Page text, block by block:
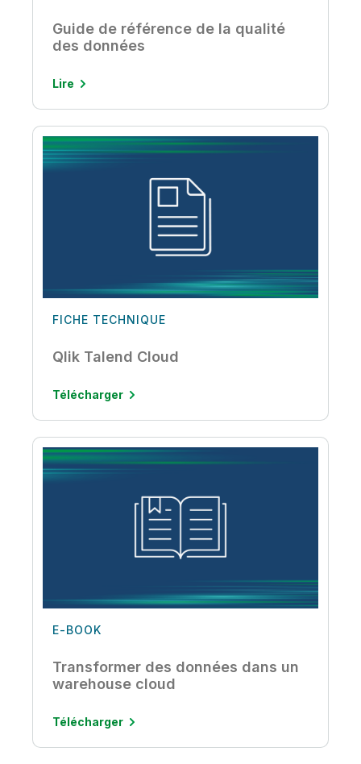
Guide de référence de la qualité
des données
Lire
FICHE TECHNIQUE
Qlik Talend Cloud
Télécharger
E-BOOK
Transformer des données dans un
warehouse cloud
Télécharger